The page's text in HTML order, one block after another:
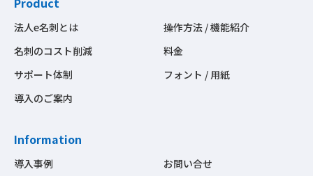
法人e名刺とは
名刺のコスト削減
サポート体制
導入のご案内
操作方法 / 機能紹介
料金
フォント / 用紙
Information
導入事例
お問い合せ